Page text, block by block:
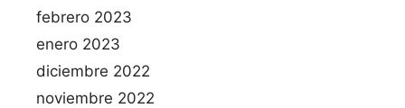
febrero 2023
enero 2023
diciembre 2022
noviembre 2022